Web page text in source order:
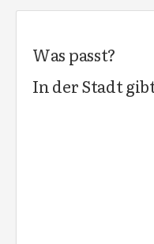
Was passt?
In der Stadt gibt